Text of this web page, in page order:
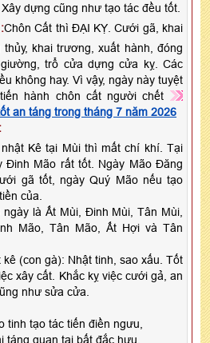
Xây dựng cũng như tạo tác đều tốt.
Chôn Cất thì ĐẠI KỴ. Cưới gã, khai
thủy, khai trương, xuất hành, đóng
trổ cửa dựng cửa kỵ. Các
không hay. Vì vậy, ngày này tuyệt
hành chôn cất người chết
an táng trong tháng 7 năm 2026
Kê tại Mùi thì mất chí khí. Tại
Đinh Mão rất tốt. Ngày Mão Đăng
gã tốt, ngày Quý Mão nếu tạo
của.
là Ất Mùi, Đinh Mùi, Tân Mùi,
Mão, Tân Mão, Ất Hợi và Tân
kê (con gà): Nhật tinh, sao xấu. Tốt
xây cất. Khắc kỵ việc cưới gả, an
như sửa cửa.
tinh tạo tác tiến điền ngưu,
táng quan tai bất đắc hưu,